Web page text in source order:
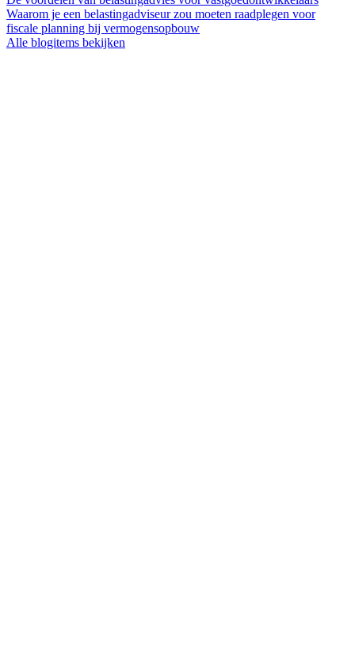
Waarom je een belastingadviseur zou moeten raadplegen voor
fiscale planning bij vermogensopbouw
Alle blogitems bekijken